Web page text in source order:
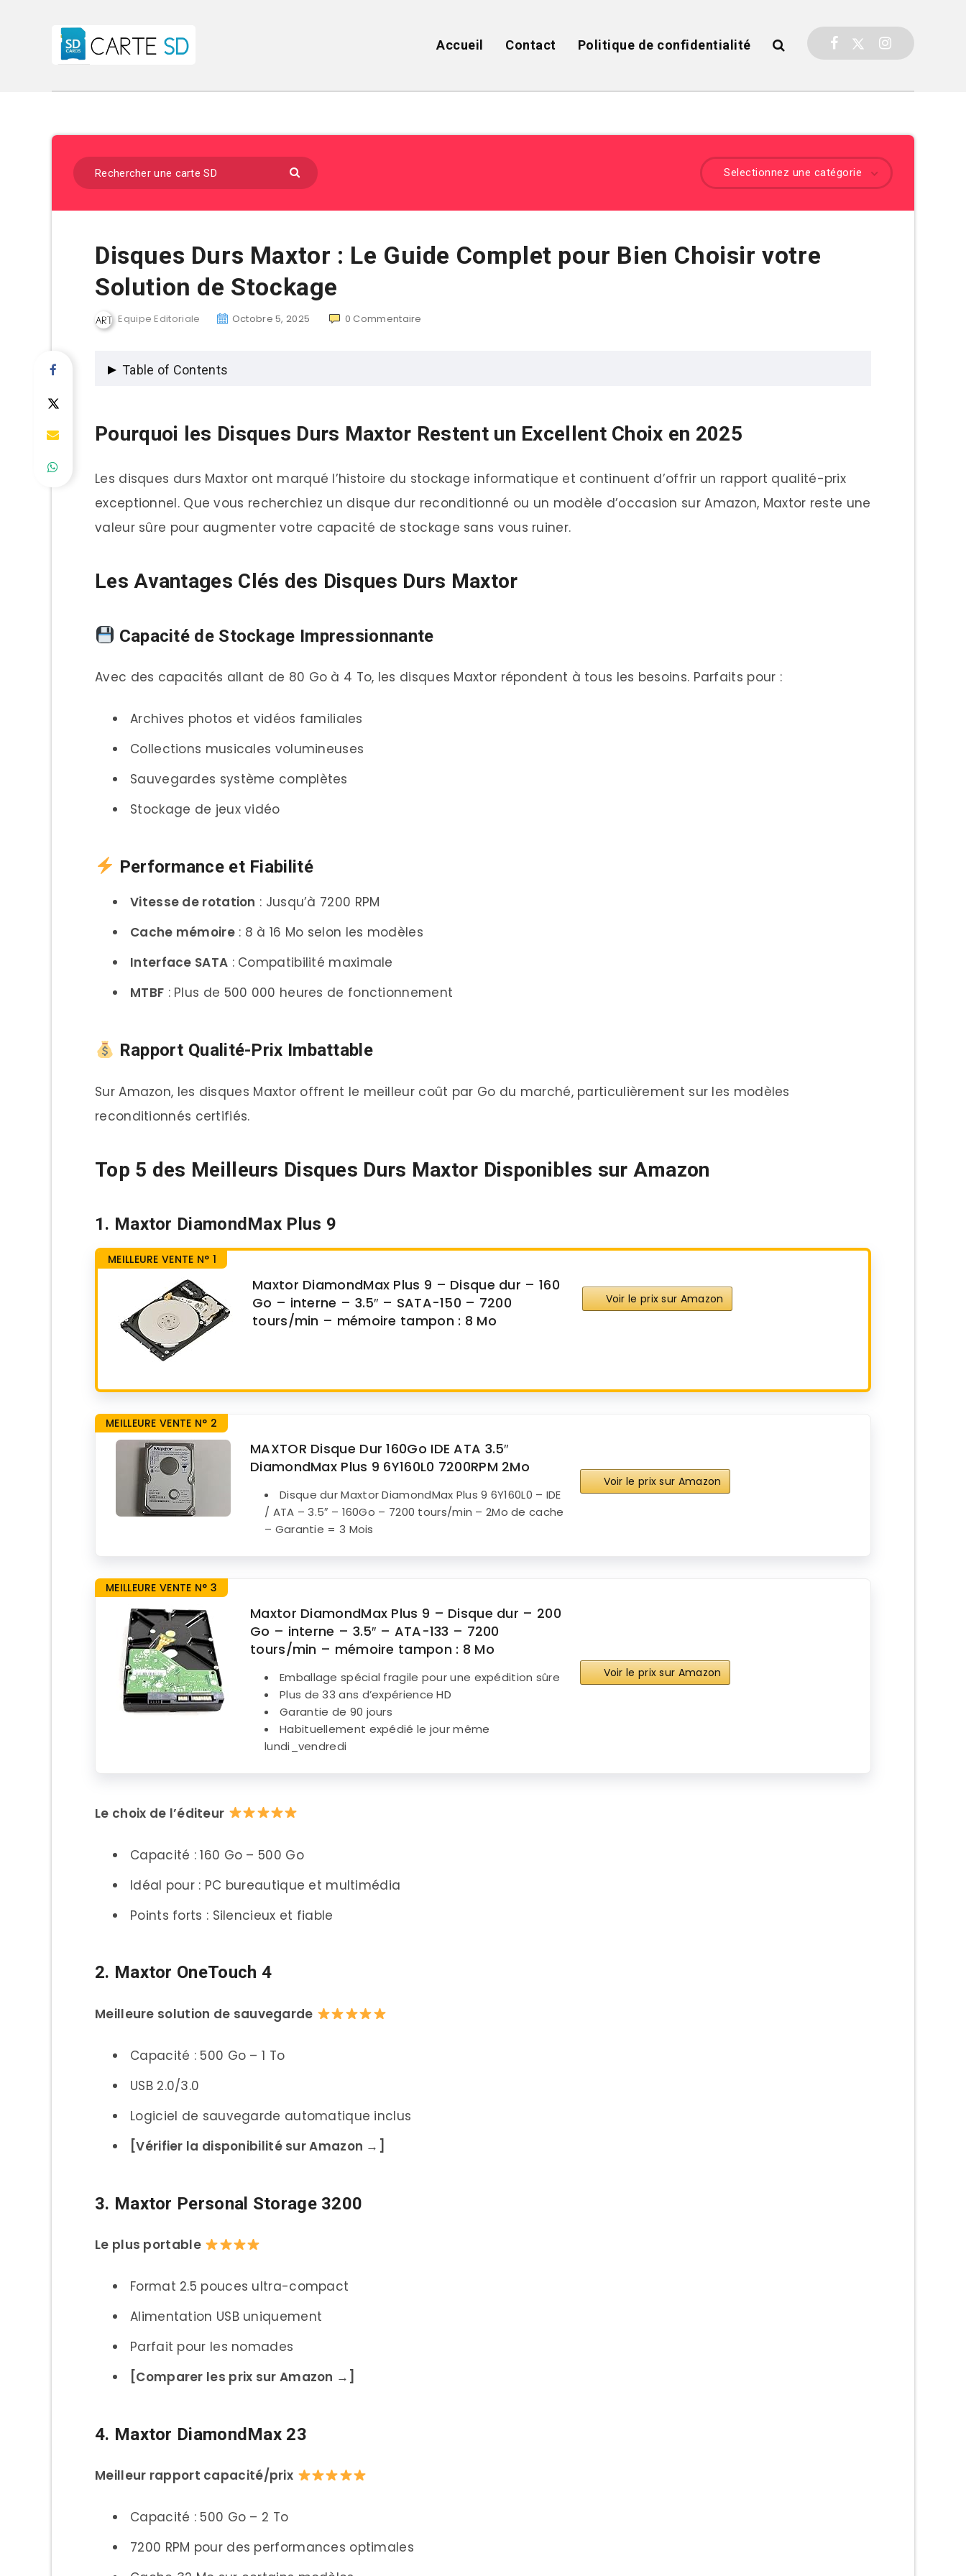
Accueil Contact Politique de confidentialité
Selectionnez une catégorie
Disques Durs Maxtor : Le Guide Complet pour Bien Choisir votre
Solution de Stockage
Equipe Editoriale Octobre 5, 2025 0 Commentaire
Table of Contents
Les Avantages Clés des Disques Durs Maxtor
Capacité de Stockage Impressionnante
Performance et Fiabilité
Rapport Qualité-Prix Imbattable
Top 5 des Meilleurs Disques Durs Maxtor Disponibles sur Amazon
2. Maxtor OneTouch 4
5. Maxtor Shared Storage II
Guide d’Achat : Comment Choisir votre Disque Dur Maxtor
Pour les Gamers
Pour les Créateurs de Contenu
Pour les Sauvegardes Familiales
Comparatif Technique Détaillé
Installation Facile en 3 Étapes
Disque Interne
Disque Externe
“Les disques Maxtor reconditionnés sont-ils fiables ?”
“Quelle capacité choisir ?”
“Compatible avec mon système ?”
Boîtier Externe USB 3.0
Astuces pour Économiser sur Amazon
Meilleures Périodes d’Achat
Conseils Malins
Avis Vérifiés des Utilisateurs Amazon
Garantie et Service Amazon
Avantages d’Acheter sur Amazon
Options de Garantie
Conclusion : Pourquoi Choisir Maxtor sur Amazon
Prêt à Commander ?
Pourquoi les Disques Durs Maxtor Restent un Excellent Choix en 2025
Les disques durs Maxtor ont marqué l’histoire du stockage informatique et continuent d’offrir un rapport qualité-prix
exceptionnel. Que vous recherchiez un disque dur reconditionné ou un modèle d’occasion sur Amazon, Maxtor reste une
valeur sûre pour augmenter votre capacité de stockage sans vous ruiner.
Les Avantages Clés des Disques Durs Maxtor
Capacité de Stockage Impressionnante
Avec des capacités allant de 80 Go à 4 To, les disques Maxtor répondent à tous les besoins. Parfaits pour :
Archives photos et vidéos familiales
Collections musicales volumineuses
Sauvegardes système complètes
Stockage de jeux vidéo
Performance et Fiabilité
Vitesse de rotation : Jusqu’à 7200 RPM
Cache mémoire: 8 à 16 Mo selon les modèles
Interface SATA : Compatibilité maximale
MTBF : Plus de 500 000 heures de fonctionnement
Rapport Qualité-Prix Imbattable
Sur Amazon, les disques Maxtor offrent le meilleur coût par Go du marché, particulièrement sur les modèles
reconditionnés certifiés.
Top 5 des Meilleurs Disques Durs Maxtor Disponibles sur Amazon
1. Maxtor DiamondMax Plus 9
MEILLEURE VENTE N° 1
Maxtor DiamondMax Plus 9 – Disque dur – 160
Go – interne – 3.5″ – SATA-150 – 7200
tours/min – mémoire tampon : 8 Mo
Voir le prix sur Amazon
MEILLEURE VENTE N° 2
MAXTOR Disque Dur 160Go IDE ATA 3.5″
DiamondMax Plus 9 6Y160L0 7200RPM 2Mo
Disque dur Maxtor DiamondMax Plus 9 6Y160L0 – IDE
/ ATA – 3.5″ – 160Go – 7200 tours/min – 2Mo de cache
– Garantie = 3 Mois
Voir le prix sur Amazon
MEILLEURE VENTE N° 3
Maxtor DiamondMax Plus 9 – Disque dur – 200
Go – interne – 3.5″ – ATA-133 – 7200
tours/min – mémoire tampon : 8 Mo
Emballage spécial fragile pour une expédition sûre
Plus de 33 ans d’expérience HD
Garantie de 90 jours
Habituellement expédié le jour même
lundi_vendredi
Voir le prix sur Amazon
Le choix de l’éditeur
Capacité : 160 Go – 500 Go
Idéal pour : PC bureautique et multimédia
Points forts : Silencieux et fiable
2. Maxtor OneTouch 4
Meilleure solution de sauvegarde
Capacité : 500 Go – 1 To
USB 2.0/3.0
Logiciel de sauvegarde automatique inclus
[Vérifier la disponibilité sur Amazon →]
3. Maxtor Personal Storage 3200
Le plus portable
Format 2.5 pouces ultra-compact
Alimentation USB uniquement
Parfait pour les nomades
[Comparer les prix sur Amazon →]
4. Maxtor DiamondMax 23
Meilleur rapport capacité/prix
Capacité : 500 Go – 2 To
7200 RPM pour des performances optimales